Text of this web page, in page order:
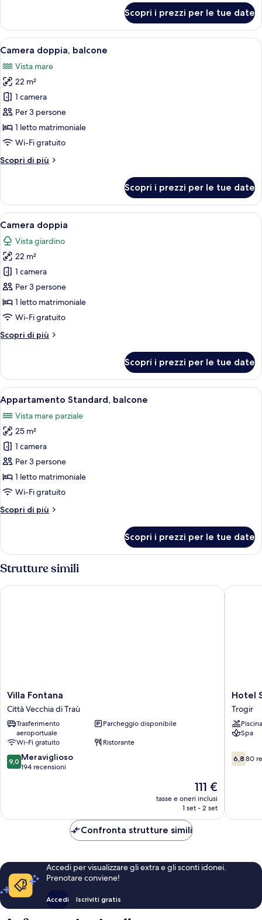
singola
Scopri i prezzi per le tue date
Apri
tutte
le
foto
per
Camera
doppia,
balcone
Una camera d'albergo con un letto,
15
Camera doppia, balcone
Vista mare
22 m²
1 camera
Per 3 persone
1 letto matrimoniale
Wi-Fi gratuito
Scopri di più
Altri
doppia,
balcone
Scopri i prezzi per le tue date
Apri
tutte
le
foto
per
Camera
doppia
Una camera da letto con un letto,
7
Camera doppia
Vista giardino
22 m²
1 camera
Per 3 persone
1 letto matrimoniale
Wi-Fi gratuito
Scopri di più
Altri
doppia
Scopri i prezzi per le tue date
Apri
tutte
le
foto
per
Appartamento
Standard,
balcone
Una camera d'hotel con un letto,
16
Appartamento Standard, balcone
Vista mare parziale
25 m²
1 camera
Per 3 persone
1 letto matrimoniale
Wi-Fi gratuito
Scopri di più
Altri
Standard,
balcone
Scopri i prezzi per le tue date
Strutture simili
Villa
Fontana
Città
Vecchia
Traù
Villa Fontana
Città Vecchia di Traù
Trasferimento
aeroportuale
Parcheggio disponibile
Wi-Fi gratuito
Ristorante
9.0
su
9,0 Meraviglioso
194 recensioni
Il
prezzo
attuale
111 €
tasse e oneri inclusi
1 set - 2 set
Villa Fontana
Hotel
Sveti
Kriz
Trogir
Hotel
Trogir
Piscina
Spa
6.8
su
6,8 80
Hotel
Confronta strutture simili
Accedi per visualizzare gli extra e gli sconti idonei.
Prenotare conviene!
Accedi Iscriviti gratis